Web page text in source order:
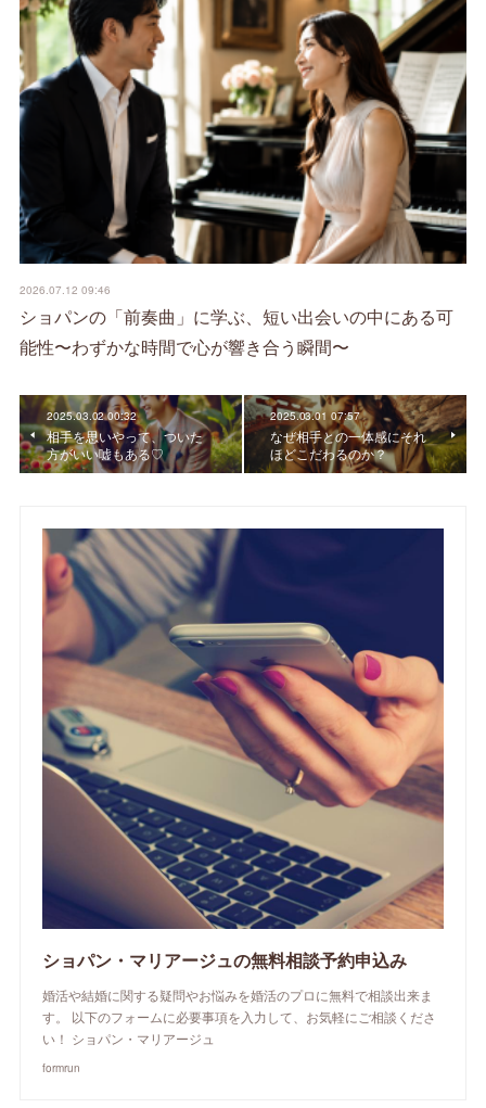
2026.07.12 09:46
ショパンの「前奏曲」に学ぶ、短い出会いの中にある可
能性〜わずかな時間で心が響き合う瞬間〜
2025.03.02 00:32
相手を思いやって、ついた
方がいい嘘もある♡
2025.03.01 07:57
なぜ相手との一体感にそれ
ほどこだわるのか？
ショパン・マリアージュの無料相談予約申込み
婚活や結婚に関する疑問やお悩みを婚活のプロに無料で相談出来ま
す。 以下のフォームに必要事項を入力して、お気軽にご相談くださ
い！ ショパン・マリアージュ
formrun